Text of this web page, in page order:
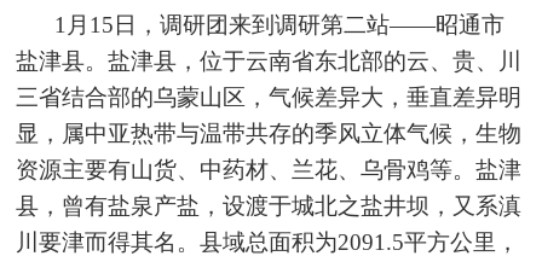
1月15日，调研团来到调研第二站——昭通市
盐津县。盐津县，位于云南省东北部的云、贵、川
三省结合部的乌蒙山区，气候差异大，垂直差异明
显，属中亚热带与温带共存的季风立体气候，生物
资源主要有山货、中药材、兰花、乌骨鸡等。盐津
县，曾有盐泉产盐，设渡于城北之盐井坝，又系滇
川要津而得其名。县域总面积为2091.5平方公里，